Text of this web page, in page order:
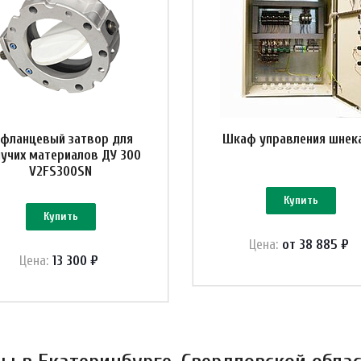
затвор для
материалов ДУ 300
V2FS300SN
Купить
Цена: 13 300 ₽
Шкаф управления
Купить
Цена: от 38 885 ₽